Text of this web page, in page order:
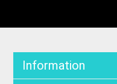
Information